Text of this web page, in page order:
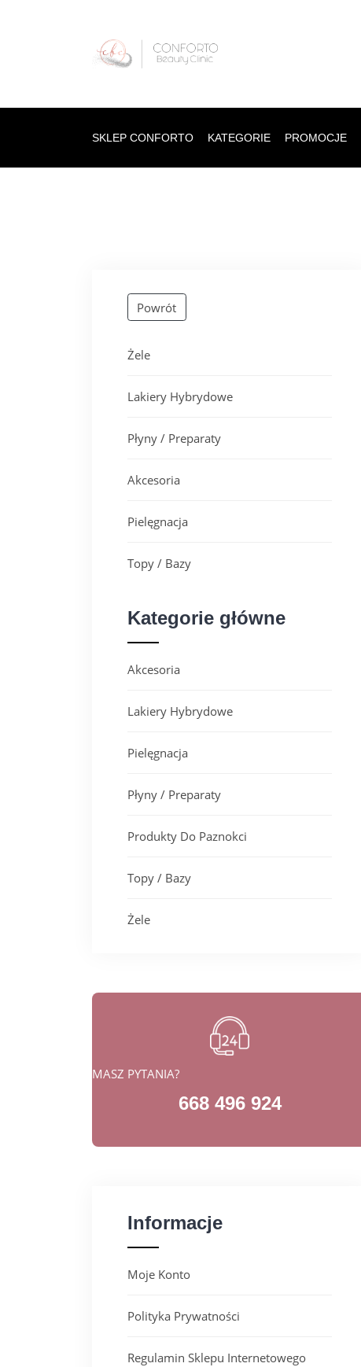
SKLEP CONFORTO KATEGORIE PROMOCJE
Powrót
Żele
Lakiery Hybrydowe
Płyny / Preparaty
Akcesoria
Pielęgnacja
Topy / Bazy
Kategorie główne
Akcesoria
Lakiery Hybrydowe
Pielęgnacja
Płyny / Preparaty
Produkty Do Paznokci
Topy / Bazy
Żele
MASZ PYTANIA?
668 496 924
Informacje
Moje Konto
Polityka Prywatności
Regulamin Sklepu Internetowego